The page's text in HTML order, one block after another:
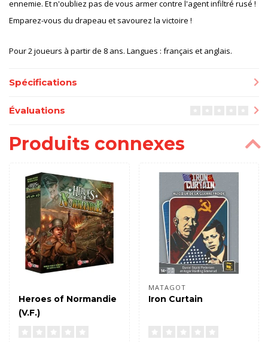
ennemie. Et n'oubliez pas de vous armer contre l'agent infiltré rusé !
Emparez-vous du drapeau et savourez la victoire !
Pour 2 joueurs à partir de 8 ans. Langues : français et anglais.
Spécifications
Évaluations
Produits connexes
Heroes of Normandie
(V.F.)
MATAGOT
Iron Curtain